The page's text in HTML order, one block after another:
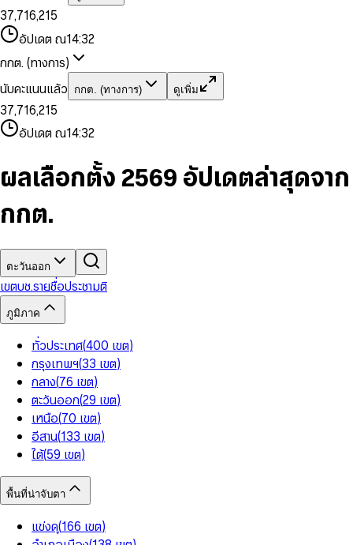
3
4
5
6
8
9
7
8
9
,7
8
9
1
2
3
4
5
6
7
8
9
6
7
8
9
,2
4
5
7
8
9
1
3
4
6
7
8
9
5
7
8
อัปเดต ณ14:32
กกต. (ทางการ)
นับคะแนนแล้ว
กกต. (ทางการ) ดูเพิ่ม
0
1
2
3
4
5
7
8
0
1
2
4
5
6
7
8
9
,
0
1
2
4
6
7
8
9
0
1
2
3
5
6
8
9
0
1
3
5
6
7
8
,
1
2
4
6
7
9
0
1
3
5
6
8
9
0
2
3
4
5
7
9
อัปเดต ณ14:32
ผลเลือกตั้ง 2569 อัปเดตล่าสุดจาก
กกต.
ตะวันออก
เขตบช.รายชื่อประชามติ
ภูมิภาค
ทั่วประเทศ(400 เขต)
กรุงเทพฯ(33 เขต)
กลาง(76 เขต)
ตะวันออก(29 เขต)
เหนือ(70 เขต)
อีสาน(133 เขต)
ใต้(59 เขต)
พื้นที่น่าจับตา
แข่งดุ(166 เขต)